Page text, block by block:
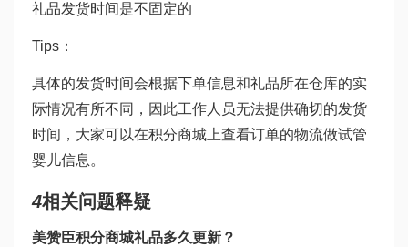
礼品发货时间是不固定的
Tips：
具体的发货时间会根据下单信息和礼品所在仓库的实
际情况有所不同，因此工作人员无法提供确切的发货
时间，大家可以在积分商城上查看订单的物流做试管
婴儿信息。
4相关问题释疑
美赞臣积分商城礼品多久更新？